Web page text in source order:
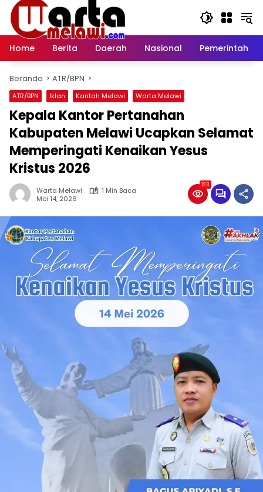
Langsung
konten
Home
Berita Daerah Nasional Pemerintah
Beranda ATR/BPN
ATR/BPN Iklan Kantah Melawi Warta Melawi
Kepala Kantor Pertanahan
Kabupaten Melawi Ucapkan Selamat
Memperingati Kenaikan Yesus
Kristus 2026
Warta Melawi
1 Min Baca
Mei 14, 2026
123